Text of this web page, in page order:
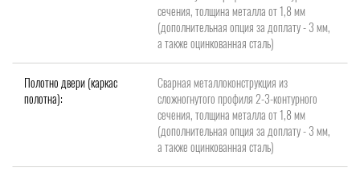
сечения, толщина металла от 1,8 мм
(дополнительная опция за доплату - 3 мм,
а также оцинкованная сталь)
Полотно двери (каркас
полотна):
Сварная металлоконструкция из
сложногнутого профиля 2-3-контурного
сечения, толщина металла от 1,8 мм
(дополнительная опция за доплату - 3 мм,
а также оцинкованная сталь)